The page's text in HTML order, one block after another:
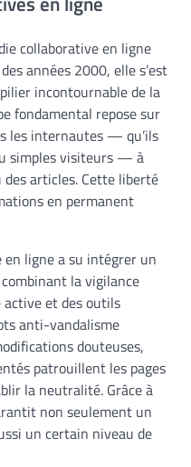
collaborative en ligne
années 2000, elle s’est
incontournable de la
fondamental repose sur
les internautes — qu’ils
simples visiteurs — à
articles. Cette liberté
en permanent
en ligne a su intégrer un
la vigilance
et des outils
anti-vandalisme
douteuses,
patrouillent les pages
la neutralité. Grâce à
non seulement un
un certain niveau de